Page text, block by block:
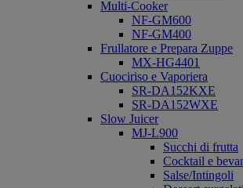
Multi-Cooker
NF-GM600
NF-GM400
Frullatore e Prepara Zuppe
MX-HG4401
Cuociriso e Vaporiera
SR-DA152KXE
SR-DA152WXE
Slow Juicer
MJ-L900
Succhi di frutta
Cocktail e
Salse/Intingoli